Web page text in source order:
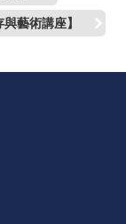
藝術講座】